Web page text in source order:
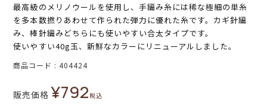
最高級のメリノウールを使用し、手編み糸には稀な極細の単糸
を多本数撚りあわせて作られた弾力に優れた糸です。カギ針編
み、棒針編みどちらにも使いやすい合太タイプです。
使いやすい40g玉、新鮮なカラーにリニューアルしました。
商品コード 404424
販売価格 ¥792税込